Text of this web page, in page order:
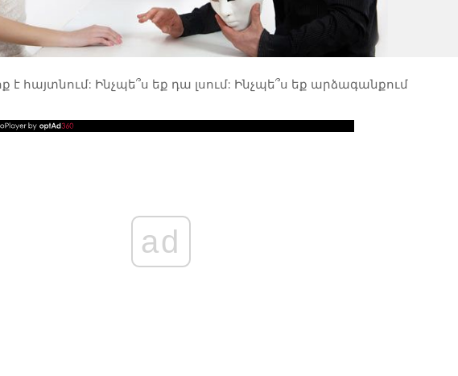
է հայտնում: Ինչպե՞ս եք դա լսում: Ինչպե՞ս եք արձագանքում
ad